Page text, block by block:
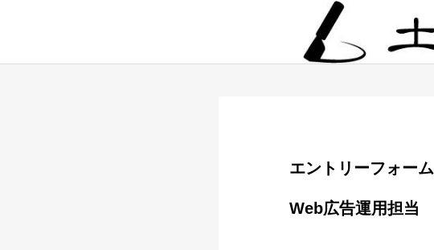
        エントリーフォーム